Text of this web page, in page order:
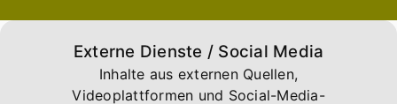
Externe Dienste / Social Media
Inhalte aus externen Quellen,
Videoplattformen und Social-Media-